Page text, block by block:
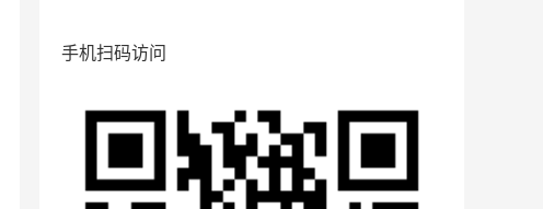
手机扫码访问